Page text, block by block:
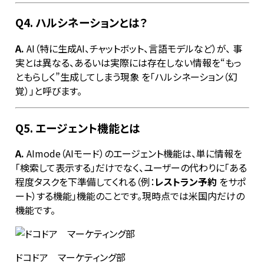
Q4. ハルシネーションとは？
A. AI（特に生成AI、チャットボット、言語モデルなど）が、 事
実とは異なる、あるいは実際には存在しない情報を“もっ
ともらしく”生成してしまう現象 を「ハルシネーション（幻
覚）」と呼びます。
Q5. エージェント機能とは
A. AImode（AIモード）のエージェント機能は、単に情報を
「検索して表示する」だけでなく、ユーザーの代わりに「ある
程度タスクを下準備してくれる（例：レストラン予約 をサポ
ート）する機能」機能のことです。現時点では米国内だけの
機能です。
ドコドア マーケティング部